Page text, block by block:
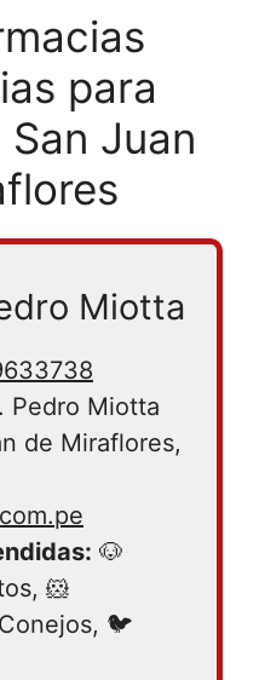
para
Juan
Miotta
Pedro Miotta
de Miraflores,
🐶
🐹
🐦